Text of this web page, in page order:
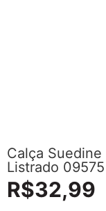
Calça
Listrado 09575
R$32,99